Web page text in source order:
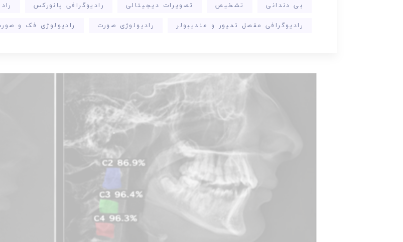
بی دندانی تشخیص تصویرات دیجیتالی رادیوگرافی پانورکس
رادیوگرافی مفصل تمپور و مندیبولر رادیولوژی صورت رادیولوژی فک و